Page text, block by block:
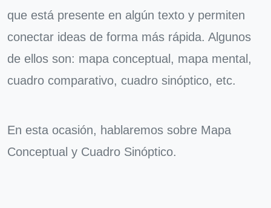
que está presente en algún texto y permiten
conectar ideas de forma más rápida. Algunos
de ellos son: mapa conceptual, mapa mental,
cuadro comparativo, cuadro sinóptico, etc.
En esta ocasión, hablaremos sobre Mapa
Conceptual y Cuadro Sinóptico.